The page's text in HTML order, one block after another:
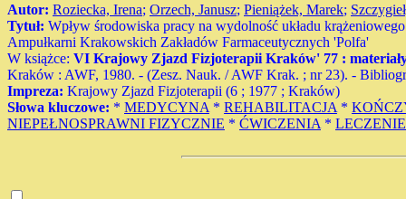
Autor: Roziecka, Irena; Orzech, Janusz; Pieniążek, Marek;
Tytuł: Wpływ środowiska pracy na wydolność układu
Ampułkarni Krakowskich Zakładów Farmaceutycznych 'Polfa'
W książce: VI Krajowy Zjazd Fizjoterapii Kraków' 77 : materiały
Kraków : AWF, 1980. - (Zesz. Nauk. / AWF Krak. ; nr 23). -
Impreza: Krajowy Zjazd Fizjoterapii (6 ; 1977 ; Kraków)
Słowa kluczowe: * MEDYCYNA * REHABILITACJA *
NIEPEŁNOSPRAWNI FIZYCZNIE * ĆWICZENIA * LECZENIE